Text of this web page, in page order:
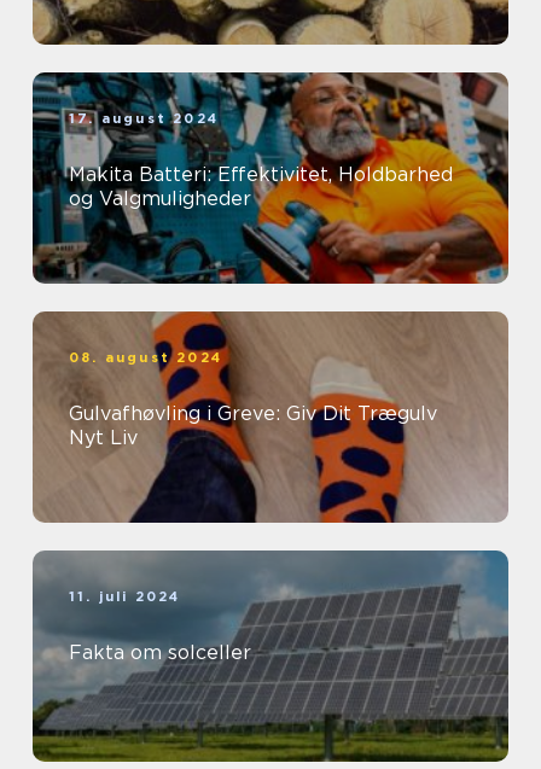
17. august 2024
Makita Batteri: Effektivitet, Holdbarhed
og Valgmuligheder
08. august 2024
Gulvafhøvling i Greve: Giv Dit Trægulv
Nyt Liv
11. juli 2024
Fakta om solceller